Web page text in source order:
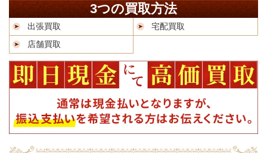
3つの買取方法
出張買取
宅配買取
店舗買取